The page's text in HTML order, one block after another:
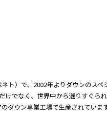
ト）で、2002年よりダウンのス
でなく、世界中から選りすぐら
ダウン専業工場で生産されています